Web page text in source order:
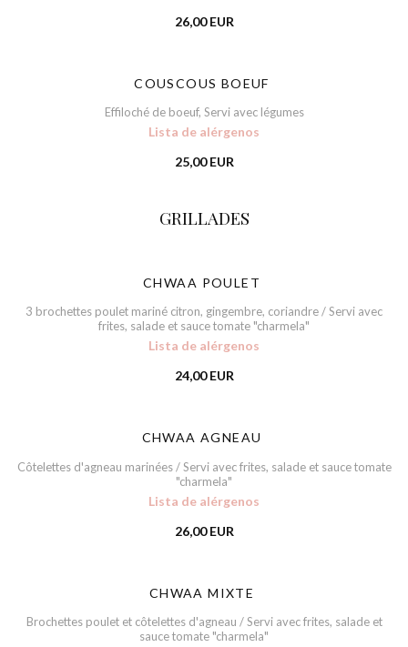
26,00 EUR
COUSCOUS BOEUF
Effiloché de boeuf, Servi avec légumes
Lista de alérgenos
25,00 EUR
GRILLADES
CHWAA POULET
3 brochettes poulet mariné citron, gingembre, coriandre / Servi avec
frites, salade et sauce tomate "charmela"
Lista de alérgenos
24,00 EUR
CHWAA AGNEAU
Côtelettes d'agneau marinées / Servi avec frites, salade et sauce tomate
"charmela"
Lista de alérgenos
26,00 EUR
CHWAA MIXTE
Brochettes poulet et côtelettes d'agneau / Servi avec frites, salade et
sauce tomate "charmela"